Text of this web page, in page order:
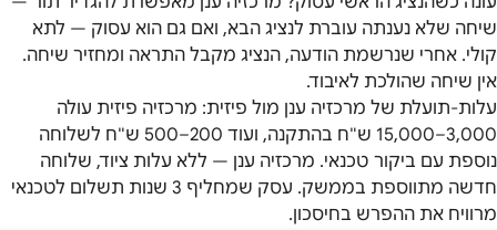
שיחה שלא נענתה עוברת לנציג הבא, ואם גם הוא עסוק — לתא
קולי. אחרי שנרשמת הודעה, הנציג מקבל התראה ומחזיר שיחה.
אין שיחה שהולכת לאיבוד.
עלות-תועלת של מרכזיה ענן מול פיזית: מרכזיה פיזית עולה
3,000–15,000 ש"ח בהתקנה, ועוד 200–500 ש"ח לשלוחה
נוספת עם ביקור טכנאי. מרכזיה ענן — ללא עלות ציוד, שלוחה
חדשה מתווספת בממשק. עסק שמחליף 3 שנות תשלום לטכנאי
מרוויח את ההפרש בחיסכון.